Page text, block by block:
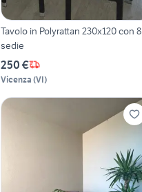
Tavolo in Polyrattan 230x120 con 8
sedie
250 €
Vicenza (VI)